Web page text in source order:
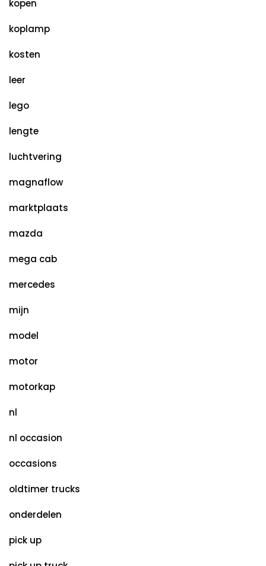
kopen
koplamp
kosten
leer
lego
lengte
luchtvering
magnaflow
marktplaats
mazda
mega cab
mercedes
mijn
model
motor
motorkap
nl
nl occasion
occasions
oldtimer trucks
onderdelen
pick up